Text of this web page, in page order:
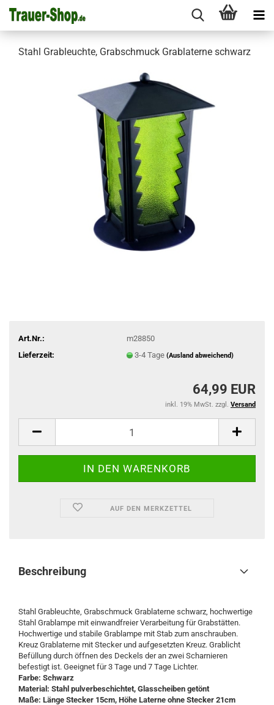
Stahl Grableuchte, Grabschmuck Grablaterne schwarz
Art.Nr.:
m28850
Lieferzeit:
3-4 Tage (Ausland abweichend)
64,99 EUR
inkl. 19% MwSt. zzgl. Versand
AUF DEN MERKZETTEL
Beschreibung
Stahl Grableuchte, Grabschmuck Grablaterne schwarz, hochwertige
Stahl Grablampe mit einwandfreier Verarbeitung für Grabstätten.
Hochwertige und stabile Grablampe mit Stab zum anschrauben.
Kreuz Grablaterne mit Stecker und aufgesetzten Kreuz. Grablicht
Befüllung durch öffnen des Deckels der an zwei Scharnieren
befestigt ist. Geeignet für 3 Tage und 7 Tage Lichter.
Farbe: Schwarz
Material: Stahl pulverbeschichtet, Glasscheiben getönt
Maße: Länge Stecker 15cm, Höhe Laterne ohne Stecker 21cm